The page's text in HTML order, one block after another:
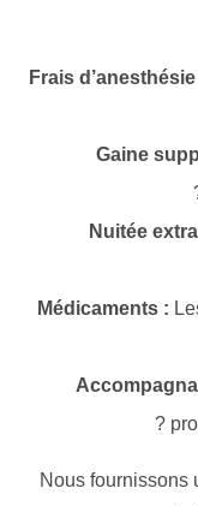
Frais
Gaine
Nuitée
Médicaments :
Nous